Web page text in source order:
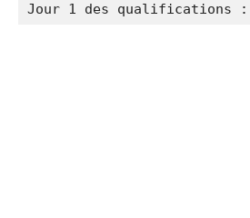
Jour 1 des qualifications